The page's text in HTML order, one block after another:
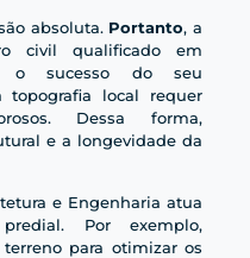
absoluta. Portanto, a
civil qualificado em
o sucesso do seu
topografia local requer
Dessa forma,
e a longevidade da
e Engenharia atua
Por exemplo,
para otimizar os